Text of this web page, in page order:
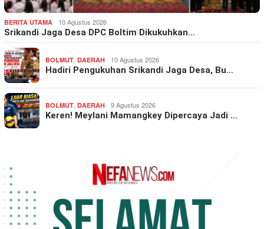
BERITA UTAMA 10 Agustus 2026
Srikandi Jaga Desa DPC Boltim Dikukuhkan…
BOLMUT DAERAH 10 Agustus 2026
Hadiri Pengukuhan Srikandi Jaga Desa, Bu…
BOLMUT DAERAH 9 Agustus 2026
Keren! Meylani Mamangkey Dipercaya Jadi …